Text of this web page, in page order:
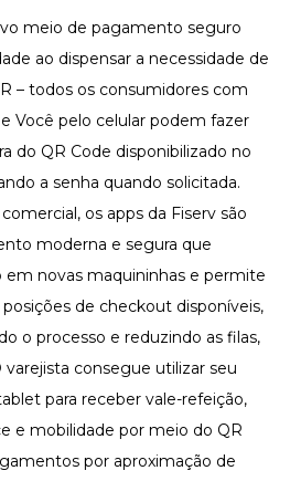
meio de pagamento seguro
ao dispensar a necessidade de
– todos os consumidores com
Você pelo celular podem fazer
do QR Code disponibilizado no
a senha quando solicitada.
os apps da Fiserv são
moderna e segura que
novas maquininhas e permite
de checkout disponíveis,
o processo e reduzindo as filas,
varejista consegue utilizar seu
para receber vale-refeição,
e mobilidade por meio do QR
por aproximação de